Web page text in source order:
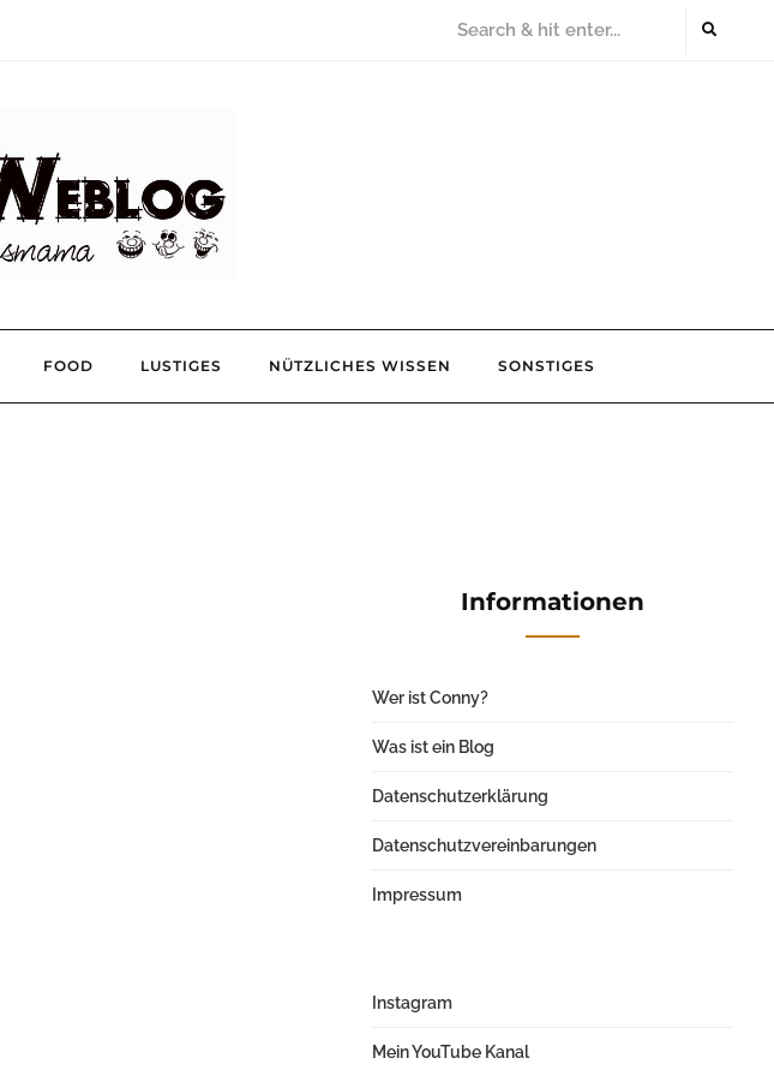
FOOD LUSTIGES NÜTZLICHES WISSEN SONSTIGES
Informationen
Wer ist Conny?
Was ist ein Blog
Datenschutzerklärung
Datenschutzvereinbarungen
Impressum
Instagram
Mein YouTube Kanal